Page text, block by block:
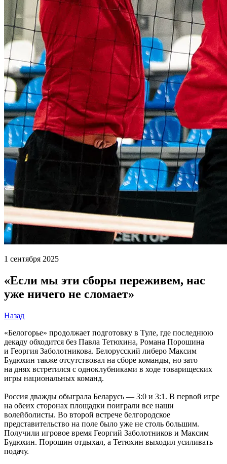
1 сентября 2025
«Если мы эти сборы переживем, нас
уже ничего не сломает»
Назад
«Белогорье» продолжает подготовку в Туле, где последнюю
декаду обходится без Павла Тетюхина, Романа Порошина
и Георгия Заболотникова. Белорусский либеро Максим
Будюхин также отсутствовал на сборе команды, но зато
на днях встретился с одноклубниками в ходе товарищеских
игры национальных команд.
Россия дважды обыграла Беларусь — 3:0 и 3:1. В первой игре
на обеих сторонах площадки поиграли все наши
волейболисты. Во второй встрече белгородское
представительство на поле было уже не столь большим.
Получили игровое время Георгий Заболотников и Максим
Будюхин. Порошин отдыхал, а Тетюхин выходил усиливать
подачу.